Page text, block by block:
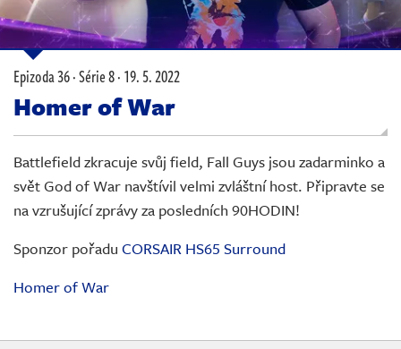
Databáze
Komunita
Redakce
Živě
Epizoda 36 · Série 8 ·19. 5. 2022
Homer of War
Battlefield zkracuje svůj field, Fall Guys jsou zadarminko a
svět God of War navštívil velmi zvláštní host. Připravte se
na vzrušující zprávy za posledních 90HODIN!
Sponzor pořadu CORSAIR HS65 Surround
Homer of War